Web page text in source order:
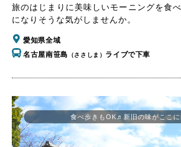
旅のはじまりに美味しいモーニングを食
になりそうな気がしませんか。
愛知県全域
名古屋南笹島 （ささしま） ライブで下車
食べ歩きもOK♬新旧の味がここ